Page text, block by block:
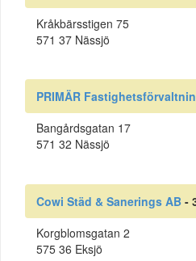
Kråkbärsstigen 75
571 37 Nässjö
PRIMÄR
Bangårdsgatan 17
571 32 Nässjö
Cowi Städ & Sanerings AB -
Korgblomsgatan 2
575 36 Eksjö